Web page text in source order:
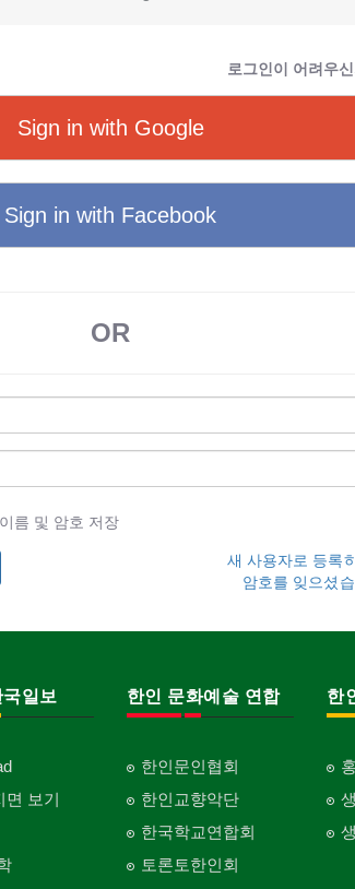
로그인이 어려우
Sign in with Google
Sign in with Facebook
OR
름 및 암호 저장
새 사용자로 등록
암호를 잊으셨
일보
면 보기
한인 문화예술 연합
한인문인협회
한인교향악단
한국학교연합회
토론토한인회
한